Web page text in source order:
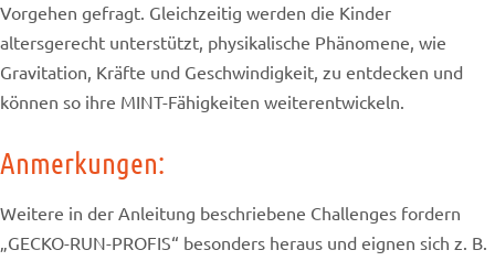
Vorgehen gefragt. Gleichzeitig werden die Kinder
altersgerecht unterstützt, physikalische Phänomene, wie
Gravitation, Kräfte und Geschwindigkeit, zu entdecken und
können so ihre MINT-Fähigkeiten weiterentwickeln.
Anmerkungen:
Weitere in der Anleitung beschriebene Challenges fordern
„GECKO-RUN-PROFIS“ besonders heraus und eignen sich z. B.